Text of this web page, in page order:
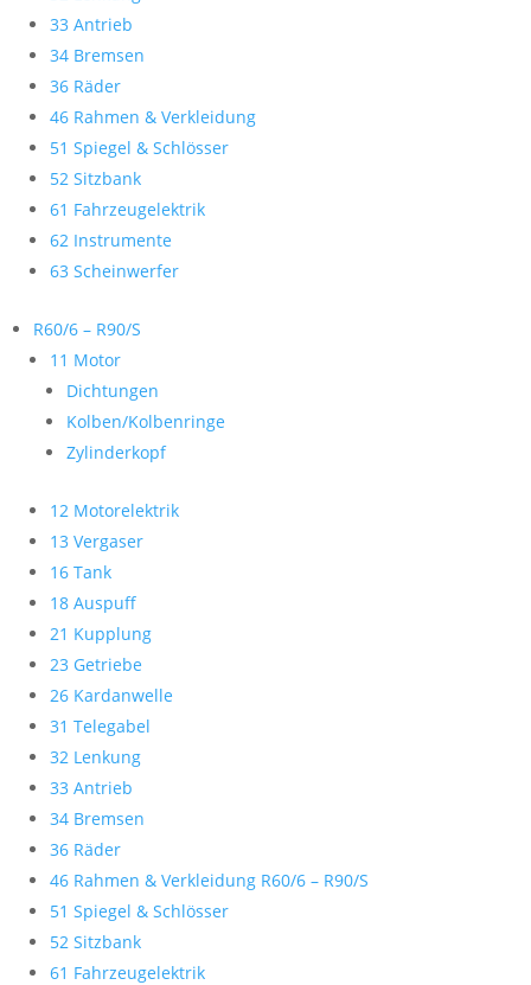
33 Antrieb
34 Bremsen
36 Räder
46 Rahmen & Verkleidung
51 Spiegel & Schlösser
52 Sitzbank
61 Fahrzeugelektrik
62 Instrumente
63 Scheinwerfer
R60/6 – R90/S
11 Motor
Dichtungen
Kolben/Kolbenringe
Zylinderkopf
12 Motorelektrik
13 Vergaser
16 Tank
18 Auspuff
21 Kupplung
23 Getriebe
26 Kardanwelle
31 Telegabel
32 Lenkung
33 Antrieb
34 Bremsen
36 Räder
46 Rahmen & Verkleidung R60/6 – R90/S
51 Spiegel & Schlösser
52 Sitzbank
61 Fahrzeugelektrik